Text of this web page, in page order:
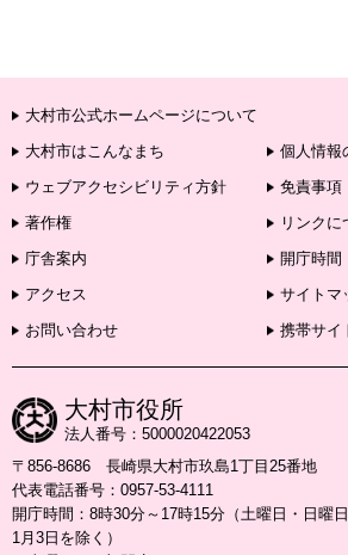
大村市公式ホームページについて
大村市はこんなまち
個人情報
ウェブアクセシビリティ方針
免責事項
著作権
リンクに
庁舎案内
開庁時間
アクセス
サイトマ
お問い合わせ
携帯サイ
大村市役所
法人番号：5000020422053
〒856-8686 長崎県大村市玖島1丁目25番地
代表電話番号：0957-53-4111
開庁時間：8時30分～17時15分（土曜日・日曜
1月3日を除く）